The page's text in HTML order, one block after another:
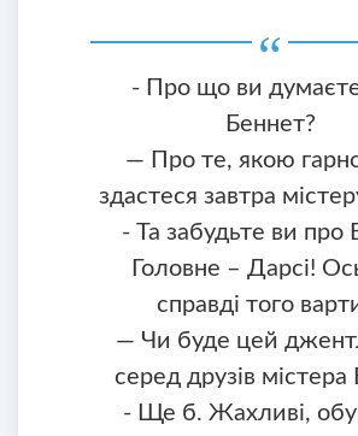
- Про що ви
Беннет?
— Про те, якою
здастеся завтра
- Та забудьте ви про
Головне – Дарсі!
справді того
— Чи буде цей
серед друзів містера
- Ще б. Жахливі,